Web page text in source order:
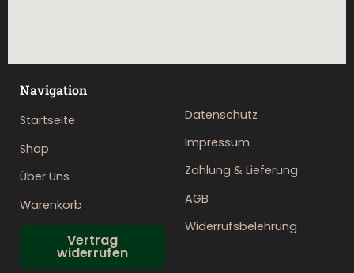
Datenschutz
Impressum
Zahlung & Lieferung
AGB
Widerrufsbelehrung
Navigation
Startseite
Shop
Über Uns
Warenkorb
Vertrag
widerrufen